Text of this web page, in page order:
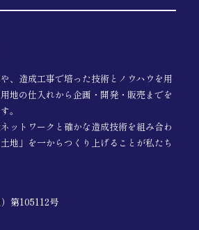
、造成工事で培った技術とノウハウを用
地の仕入れから企画・開発・販売までを
。
ットワークと確かな造成技術を組み合わ
地」を一からつくり上げることが私たち
第105112号